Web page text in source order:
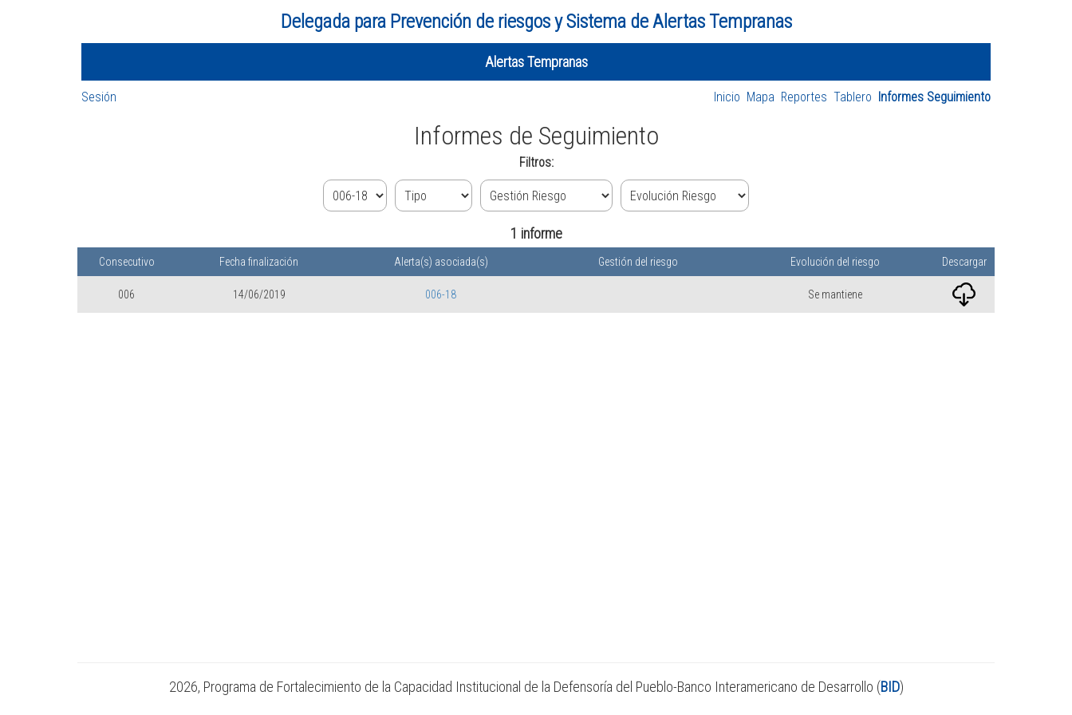
Delegada para Prevención de riesgos y Sistema de Alertas Tempranas
Alertas Tempranas
Inicio Mapa Reportes Tablero Informes Seguimiento
Sesión
Informes de Seguimiento
Filtros:
1 informe
Consecutivo Fecha finalización Alerta(s) asociada(s) Gestión del riesgo Evolución del riesgo Descargar
006 14/06/2019 006-18 Se mantiene
2026, Programa de Fortalecimiento de la Capacidad Institucional de la Defensoría del Pueblo-Banco Interamericano de Desarrollo (BID)